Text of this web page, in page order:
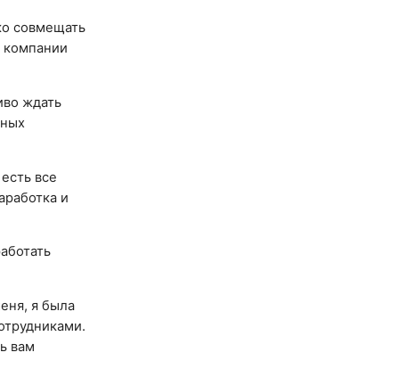
совмещать
компании
ждать
все
и
я была
вам